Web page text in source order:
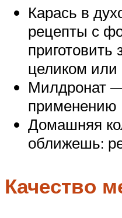
Карась в
рецепты с
приготовить
целиком
Милдронат
применению
Домашняя
оближешь:
Качество